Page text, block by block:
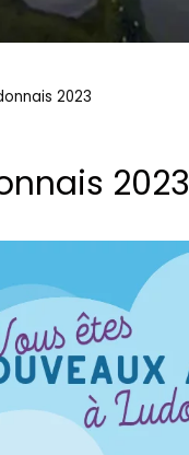
2023
2023